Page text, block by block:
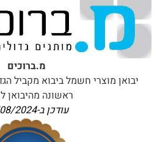
מ.ברוכים
יבואן מוצרי חשמל ביבוא מקביל
ראשונה מהיבואן
עודכן ב-2024